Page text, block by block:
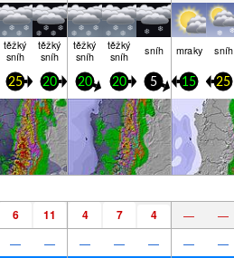
těžký
sníh
těžký
sníh
těžký
sníh
těžký
sníh sníh mraky sníh
25 20 20 20 5 15 25
6 11 4 7 4 — —
— — — — — — —